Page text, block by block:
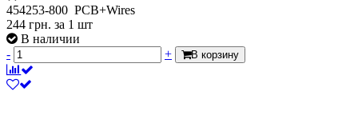
454253-800 PCB+Wires
244 грн. за 1 шт
В наличии
-
+ В корзину